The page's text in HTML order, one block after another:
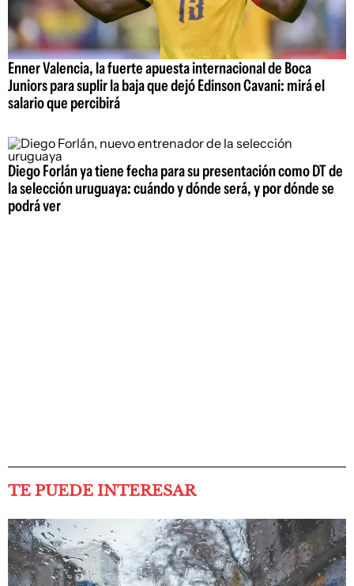
Enner Valencia, la fuerte apuesta internacional de Boca
Juniors para suplir la baja que dejó Edinson Cavani: mirá el
salario que percibirá
Diego Forlán ya tiene fecha para su presentación como DT de
la selección uruguaya: cuándo y dónde será, y por dónde se
podrá ver
TE PUEDE INTERESAR